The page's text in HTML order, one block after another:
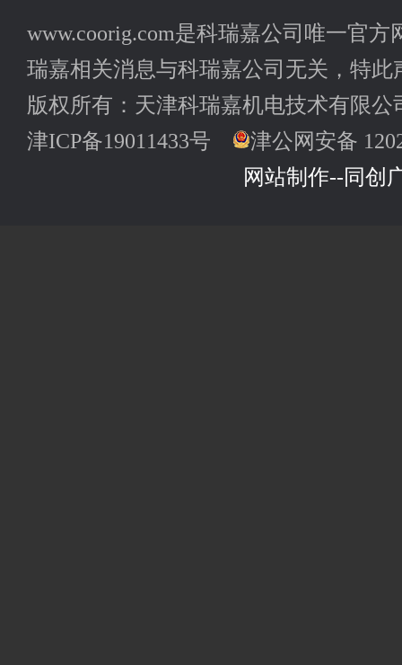
www.coorig.com是科瑞嘉公司唯一官
瑞嘉相关消息与科瑞嘉公司无关，特此
版权所有：天津科瑞嘉机电技术有限公
津ICP备19011433号
津公网安备
网站制作--同创